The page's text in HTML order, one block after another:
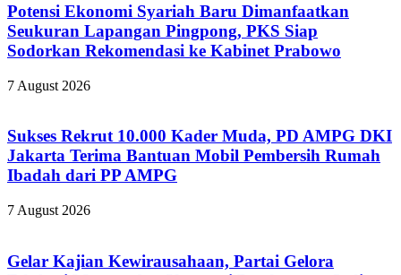
Potensi Ekonomi Syariah Baru Dimanfaatkan
Seukuran Lapangan Pingpong, PKS Siap
Sodorkan Rekomendasi ke Kabinet Prabowo
7 August 2026
Sukses Rekrut 10.000 Kader Muda, PD AMPG DKI
Jakarta Terima Bantuan Mobil Pembersih Rumah
Ibadah dari PP AMPG
7 August 2026
Gelar Kajian Kewirausahaan, Partai Gelora